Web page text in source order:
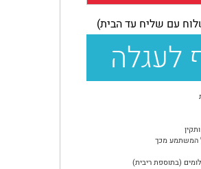
עם שליח עד הבית)
לעגלה
המשתמע מכך